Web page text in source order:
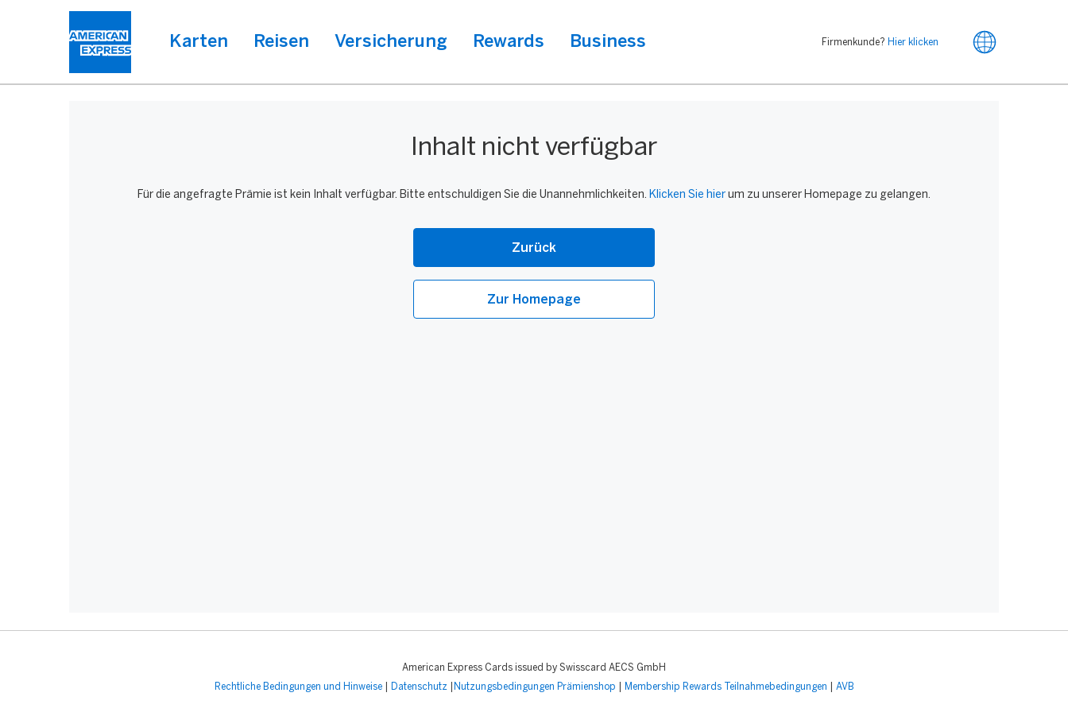
Karten Reisen Versicherung Rewards Business Firmenkunde? Hier klicken
Inhalt nicht verfügbar
Für die angefragte Prämie ist kein Inhalt verfügbar. Bitte entschuldigen Sie die Unannehmlichkeiten. Klicken Sie hier um zu unserer Homepage zu gelangen.
Zurück
Zur Homepage
American Express Cards issued by Swisscard AECS GmbH
Rechtliche Bedingungen und Hinweise| Datenschutz Nutzungsbedingungen Prämienshop Membership Rewards Teilnahmebedingungen AVB